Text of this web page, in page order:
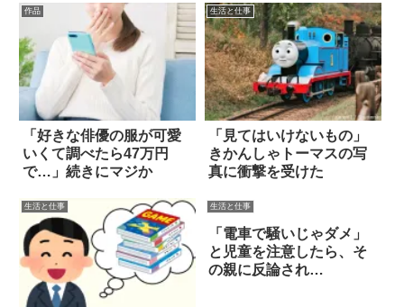
作品
「好きな俳優の服が可愛
いくて調べたら47万円
で…」続きにマジか
生活と仕事
「見てはいけないもの」
きかんしゃトーマスの写
真に衝撃を受けた
生活と仕事 生活と仕事
「電車で騒いじゃダメ」
と児童を注意したら、そ
の親に反論され…